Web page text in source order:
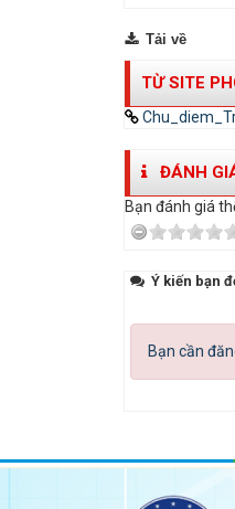
Tải về
TỪ SITE
ĐÁNH
Bạn đánh giá
Ý kiến bạn
Bạn cần